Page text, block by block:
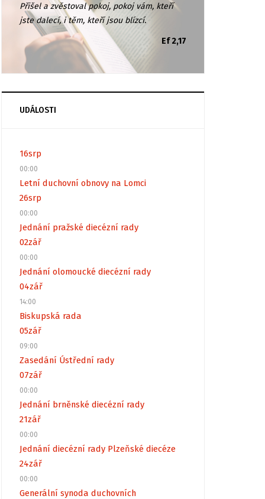
Přišel a zvěstoval pokoj, pokoj vám, kteří
jste dalecí, i těm, kteří jsou blízcí.
Ef 2,17
UDÁLOSTI
16srp
00:00
Letní duchovní obnovy na Lomci
26srp
00:00
Jednání pražské diecézní rady
02zář
00:00
Jednání olomoucké diecézní rady
04zář
14:00
Biskupská rada
05zář
09:00
Zasedání Ústřední rady
07zář
00:00
Jednání brněnské diecézní rady
21zář
00:00
Jednání diecézní rady Plzeňské diecéze
24zář
00:00
Generální synoda duchovních